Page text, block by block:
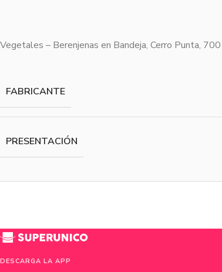
Vegetales – Berenjenas en Bandeja, Cerro Punta,
FABRICANTE
PRESENTACIÓN
DESCARGA LA APP